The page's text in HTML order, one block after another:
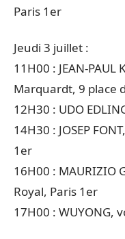
Paris 1er
Jeudi 3 juillet :
11H00 : JEAN-PAUL
Marquardt, 9 place
12H30 : UDO
14H30 : JOSEP
1er
16H00 : MAURIZIO
Royal, Paris 1er
17H00 : WUYONG,